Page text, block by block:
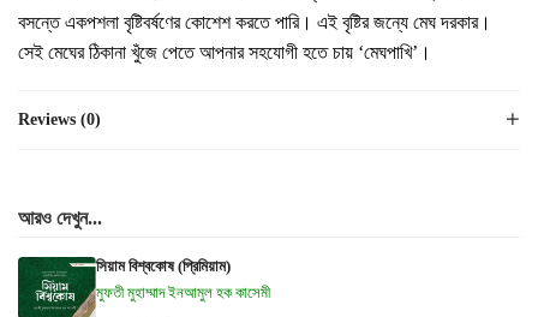
বসন্তে একপশলা বৃষ্টিবর্ষণের কোশেশ করতে পারি। এই বৃষ্টির জন্যে মেঘ দরকার।
সেই মেঘের ঠিকানা খুঁজে পেতে আপনার সহযোগী হতে চায় ‘মেঘপাখি’।
Reviews (0)
আরও দেখুন...
সিয়াম বিশ্বকোষ (প্রিমিয়াম)
মুফতী মুহাম্মাদ ইনআমুল হক কাসেমী